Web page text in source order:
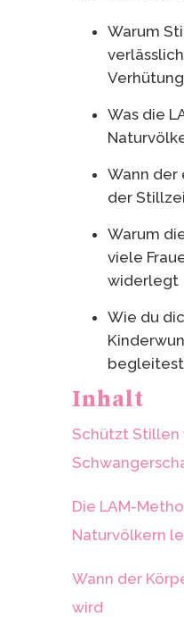
Warum
Was die
Wann der
der
Warum
viele
widerlegt
Wie du
begleitest
Inhalt
Schützt Stillen
Die LAM-
Naturvölkern
Wann der
wird